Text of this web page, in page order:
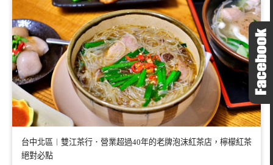
台中北區︱雙江茶行．營業超過40年的老牌泡沫紅茶店，檸檬紅茶
絕對必點